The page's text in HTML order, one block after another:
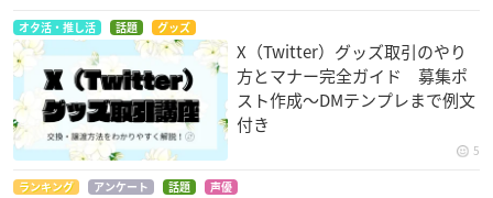
オタ活・推し活 話題 グッズ
X（Twitter）グッズ取引のやり
方とマナー完全ガイド 募集ポ
スト作成〜DMテンプレまで例文
付き
5
ランキング アンケート 話題 声優